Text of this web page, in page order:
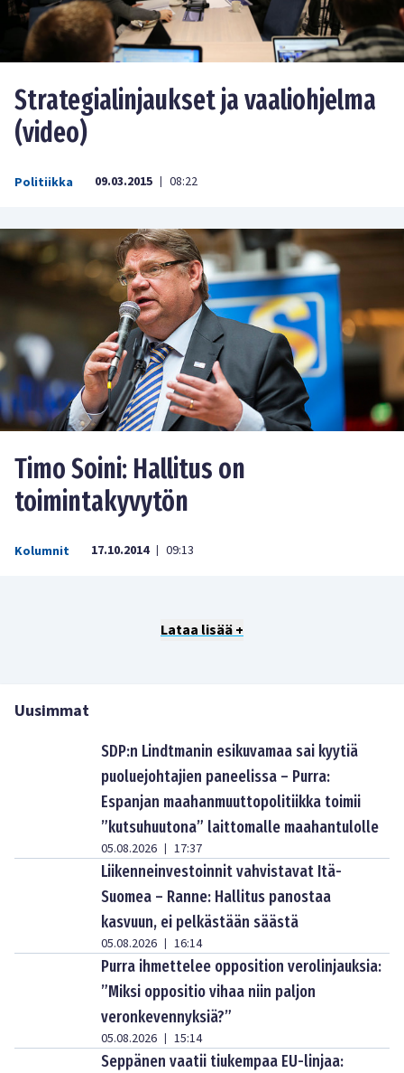
Strategialinjaukset ja vaaliohjelma
(video)
Politiikka 09.03.2015 | 08:22
Timo Soini: Hallitus on
toimintakyvytön
Kolumnit 17.10.2014 | 09:13
Lataa lisää +
Uusimmat
SDP:n Lindtmanin esikuvamaa sai kyytiä
puoluejohtajien paneelissa – Purra:
Espanjan maahanmuuttopolitiikka toimii
”kutsuhuutona” laittomalle maahantulolle
05.08.2026 | 17:37
Liikenneinvestoinnit vahvistavat Itä-
Suomea – Ranne: Hallitus panostaa
kasvuun, ei pelkästään säästä
05.08.2026 | 16:14
Purra ihmettelee opposition verolinjauksia:
”Miksi oppositio vihaa niin paljon
veronkevennyksiä?”
05.08.2026 | 15:14
Seppänen vaatii tiukempaa EU-linjaa: